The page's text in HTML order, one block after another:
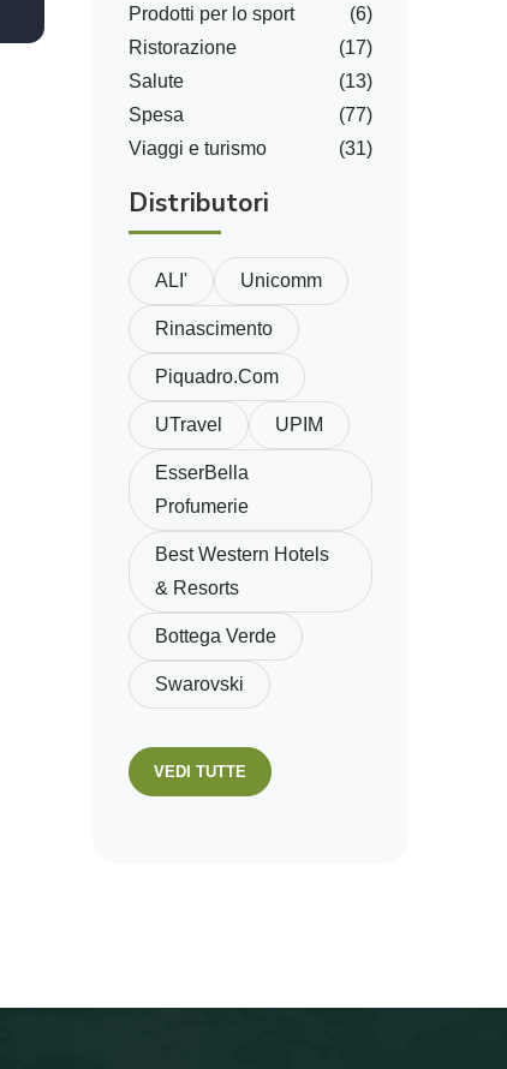
Prodotti per lo sport
(6)
Ristorazione
(17)
Salute
(13)
Spesa
(77)
Viaggi e turismo
(31)
Distributori
ALI' Unicomm
Rinascimento
Piquadro.com
UTravel UPIM
EsserBella
Profumerie
Best Western Hotels
& Resorts
Bottega Verde
Swarovski
VEDI TUTTE